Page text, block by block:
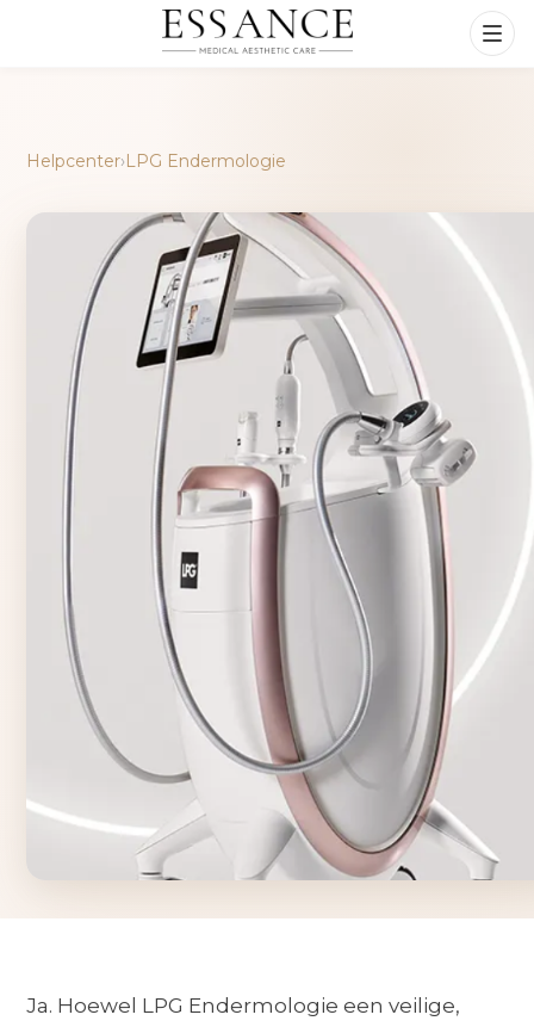
Helpcenter›LPG Endermologie
Ja. Hoewel LPG Endermologie een veilige,